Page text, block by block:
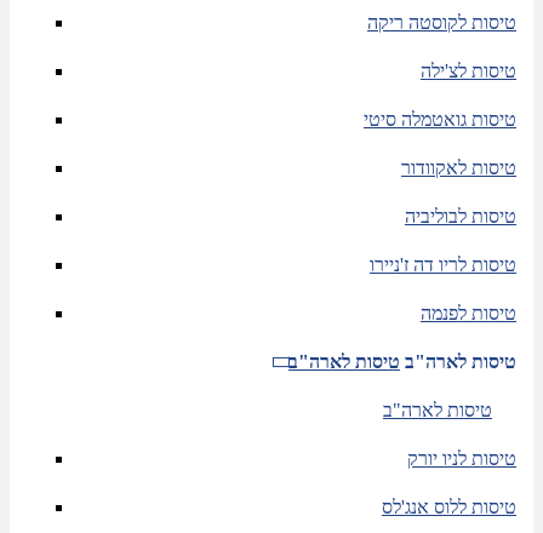
טיסות לקוסטה ריקה
טיסות לצ'ילה
טיסות גואטמלה סיטי
טיסות לאקוודור
טיסות לבוליביה
טיסות לריו דה ז'ניירו
טיסות לפנמה
טיסות לארה"ב טיסות לארה"ב
טיסות לארה"ב
טיסות לניו יורק
טיסות ללוס אנג'לס